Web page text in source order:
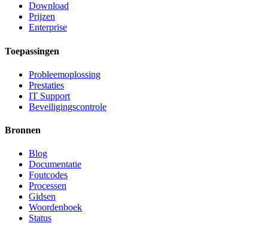
Download
Prijzen
Enterprise
Toepassingen
Probleemoplossing
Prestaties
IT Support
Beveiligingscontrole
Bronnen
Blog
Documentatie
Foutcodes
Processen
Gidsen
Woordenboek
Status